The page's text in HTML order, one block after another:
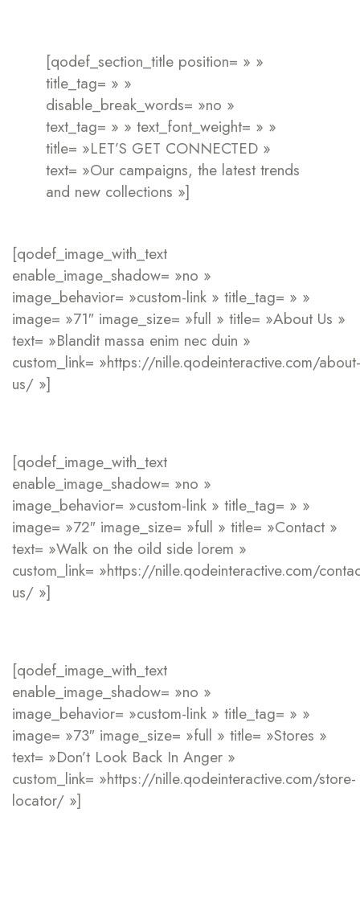
[qodef_section_title position= » »
title_tag= » »
disable_break_words= »no »
text_tag= » » text_font_weight= » »
title= »LET’S GET CONNECTED »
text= »Our campaigns, the latest trends
and new collections »]
[qodef_image_with_text
enable_image_shadow= »no »
image_behavior= »custom-link » title_tag= » »
image= »71″ image_size= »full » title= »About Us »
text= »Blandit massa enim nec duin »
custom_link= »https://nille.qodeinteractive.com/about-
us/ »]
[qodef_image_with_text
enable_image_shadow= »no »
image_behavior= »custom-link » title_tag= » »
image= »72″ image_size= »full » title= »Contact »
text= »Walk on the oild side lorem »
custom_link= »https://nille.qodeinteractive.com/
us/ »]
[qodef_image_with_text
enable_image_shadow= »no »
image_behavior= »custom-link » title_tag= » »
image= »73″ image_size= »full » title= »Stores »
text= »Don’t Look Back In Anger »
custom_link= »https://nille.qodeinteractive.com/store-
locator/ »]